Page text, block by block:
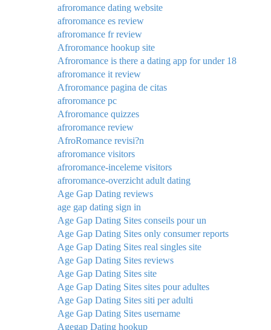
afroromance dating website
afroromance es review
afroromance fr review
Afroromance hookup site
Afroromance is there a dating app for under 18
afroromance it review
Afroromance pagina de citas
afroromance pc
Afroromance quizzes
afroromance review
AfroRomance revisi?n
afroromance visitors
afroromance-inceleme visitors
afroromance-overzicht adult dating
Age Gap Dating reviews
age gap dating sign in
Age Gap Dating Sites conseils pour un
Age Gap Dating Sites only consumer reports
Age Gap Dating Sites real singles site
Age Gap Dating Sites reviews
Age Gap Dating Sites site
Age Gap Dating Sites sites pour adultes
Age Gap Dating Sites siti per adulti
Age Gap Dating Sites username
Agegap Dating hookup